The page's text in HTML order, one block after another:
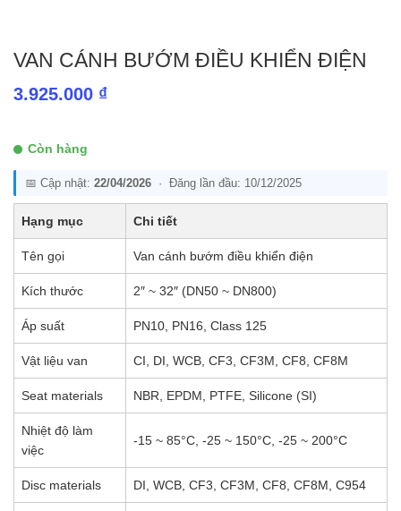
VAN CÁNH BƯỚM ĐIỀU KHIỂN ĐIỆN
3.925.000 ₫
Còn hàng
📅 Cập nhật: 22/04/2026 · Đăng lần đầu: 10/12/2025
Hạng mục Chi tiết
Tên gọi Van cánh bướm điều khiển điện
Kích thước 2″ ~ 32″ (DN50 ~ DN800)
Áp suất PN10, PN16, Class 125
Vật liệu van CI, DI, WCB, CF3, CF3M, CF8, CF8M
Seat materials NBR, EPDM, PTFE, Silicone (SI)
Nhiệt độ làm
việc
-15 ~ 85°C, -25 ~ 150°C, -25 ~ 200°C
Disc materials DI, WCB, CF3, CF3M, CF8, CF8M, C954